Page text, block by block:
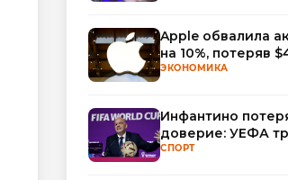
Apple обвалила
на 10%, потеряв
млрд
ЭКОНОМИКА
Инфантино
доверие: УЕФА
смены
СПОРТ